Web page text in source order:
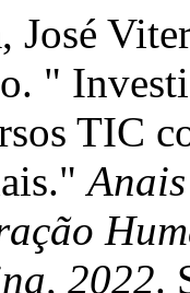
José
"
TIC
2022.